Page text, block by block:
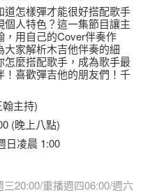
道怎樣彈才能很好搭配歌手
個人特色？這一集節目讓主
，用自己的Cover伴奏作
大家解析木吉他伴奏的細
怎麼搭配歌手，成為歌手最
！喜歡彈吉他的朋友們！千
主持)
(晚上八點)
日凌晨 1:00
20:00/重播週四06:00/週六